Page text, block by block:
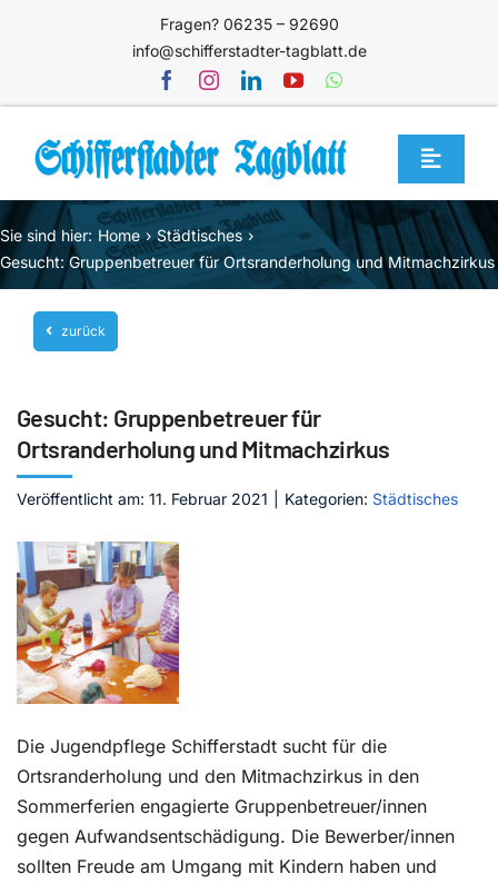
Fragen? 06235 – 92690
info@schifferstadter-tagblatt.de
Toggle
Home
Themen
Blog
Unternehmen
Mediathek
Jetzt abonnieren
Sie sind hier: Home
Städtisches
Gesucht: Gruppenbetreuer für Ortsranderholung und Mitmachzirkus
zurück
Gesucht: Gruppenbetreuer für
Ortsranderholung und Mitmachzirkus
Veröffentlicht am: 11. Februar 2021 Kategorien: Städtisches
Die Jugendpflege Schifferstadt sucht für die
Ortsranderholung und den Mitmachzirkus in den
Sommerferien engagierte Gruppenbetreuer/innen
gegen Aufwandsentschädigung. Die Bewerber/innen
sollten Freude am Umgang mit Kindern haben und